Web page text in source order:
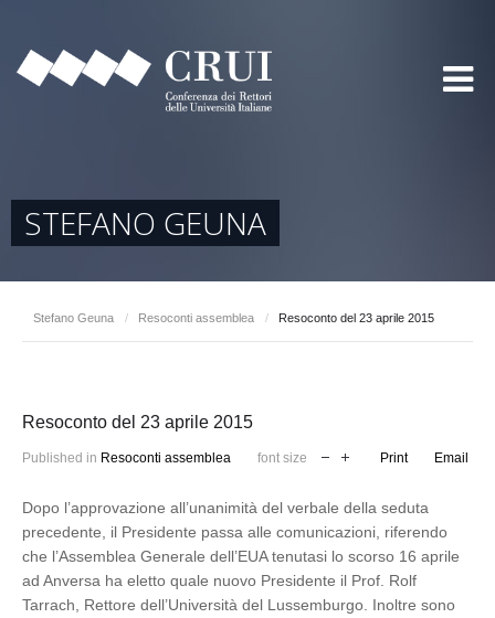
STEFANO GEUNA
Stefano Geuna / Resoconti assemblea / Resoconto del 23 aprile 2015
Resoconto del 23 aprile 2015
Published in Resoconti assemblea font size Print Email
Dopo l’approvazione all’unanimità del verbale della seduta
precedente, il Presidente passa alle comunicazioni, riferendo
che l’Assemblea Generale dell’EUA tenutasi lo scorso 16 aprile
ad Anversa ha eletto quale nuovo Presidente il Prof. Rolf
Tarrach, Rettore dell’Università del Lussemburgo. Inoltre sono